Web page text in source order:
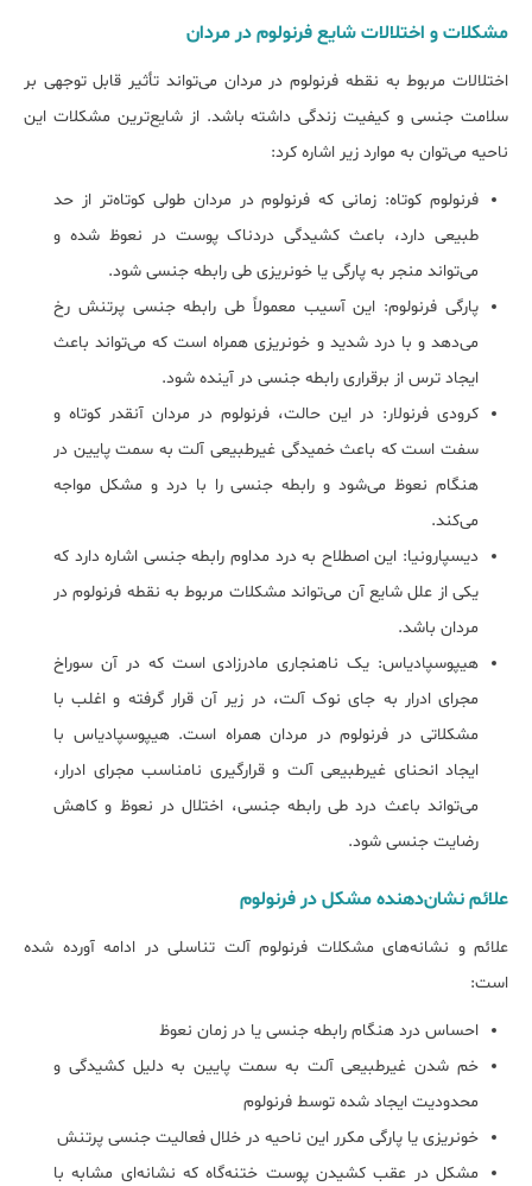
مشکلات و اختلالات شایع فرنولوم در مردان
اختلالات مربوط به نقطه فرنولوم در مردان می‌تواند تأثیر قابل توجهی بر
سلامت جنسی و کیفیت زندگی داشته باشد. از شایع‌ترین مشکلات این
ناحیه می‌توان به موارد زیر اشاره کرد:
فرنولوم کوتاه: زمانی که فرنولوم در مردان طولی کوتاه‌تر از حد
طبیعی دارد، باعث کشیدگی دردناک پوست در نعوظ شده و
می‌تواند منجر به پارگی یا خونریزی طی رابطه جنسی شود.
پارگی فرنولوم: این آسیب معمولاً طی رابطه جنسی پرتنش رخ
می‌دهد و با درد شدید و خونریزی همراه است که می‌تواند باعث
ایجاد ترس از برقراری رابطه جنسی در آینده شود.
کرودی فرنولار: در این حالت، فرنولوم در مردان آنقدر کوتاه و
سفت است که باعث خمیدگی غیرطبیعی آلت به سمت پایین در
هنگام نعوظ می‌شود و رابطه جنسی را با درد و مشکل مواجه
می‌کند.
دیسپارونیا: این اصطلاح به درد مداوم رابطه جنسی اشاره دارد که
یکی از علل شایع آن می‌تواند مشکلات مربوط به نقطه فرنولوم در
مردان باشد.
هیپوسپادیاس: یک ناهنجاری مادرزادی است که در آن سوراخ
مجرای ادرار به جای نوک آلت، در زیر آن قرار گرفته و اغلب با
مشکلاتی در فرنولوم در مردان همراه است. هیپوسپادیاس با
ایجاد انحنای غیرطبیعی آلت و قرارگیری نامناسب مجرای ادرار،
می‌تواند باعث درد طی رابطه جنسی، اختلال در نعوظ و کاهش
رضایت جنسی شود.
علائم نشان‌دهنده مشکل در فرنولوم
علائم و نشانه‌های مشکلات فرنولوم آلت تناسلی در ادامه آورده شده
است:
احساس درد هنگام رابطه جنسی یا در زمان نعوظ
خم شدن غیرطبیعی آلت به سمت پایین به دلیل کشیدگی و
محدودیت ایجاد شده توسط فرنولوم
خونریزی یا پارگی مکرر این ناحیه در خلال فعالیت جنسی پرتنش
مشکل در عقب کشیدن پوست ختنه‌گاه که نشانه‌ای مشابه با